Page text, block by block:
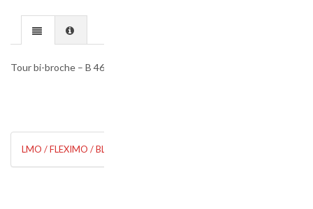
Tour bi-broche – B 465
LMO / FLEXIMO / BLI